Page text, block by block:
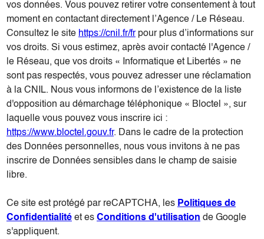
vos données. Vous pouvez retirer votre consentement à tout
moment en contactant directement l’Agence / Le Réseau.
Consultez le site https://cnil.fr/frpour plus d’informations sur
vos droits. Si vous estimez, après avoir contacté l'Agence /
le Réseau, que vos droits « Informatique et Libertés » ne
sont pas respectés, vous pouvez adresser une réclamation
à la CNIL. Nous vous informons de l’existence de la liste
d'opposition au démarchage téléphonique « Bloctel », sur
laquelle vous pouvez vous inscrire ici :
https://www.bloctel.gouv.fr. Dans le cadre de la protection
des Données personnelles, nous vous invitons à ne pas
inscrire de Données sensibles dans le champ de saisie
libre.
Ce site est protégé par reCAPTCHA, les Politiques de
Confidentialité et es Conditions d'utilisation de Google
s'appliquent.